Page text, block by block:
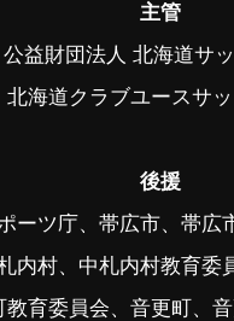
主管
公益財団法人 北海道サ
北海道クラブユースサ
後援
ーツ庁、帯広市、帯広
内村、中札内村教育委
教育委員会、音更町、